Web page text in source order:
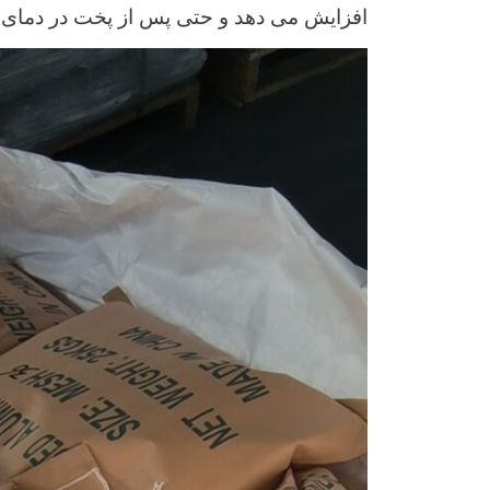
افزایش می دهد و حتی پس از پخت در دمای 800-900 درجه سانتیگراد به مدت 120 دقیقه، آب دوستی را می توان 3.5 برابر افزایش